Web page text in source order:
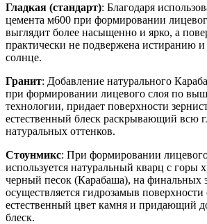
Гладкая (стандарт): Благодаря
цемента м600 при формировании
выглядит более насыщенно и ярко, а
практически не подвержена истиранию
солнце.
Гранит: Добавление натурального
при формировании лицевого слоя по
технологии, придает поверхности
естественный блеск раскрывающий всю
натуральных оттенков.
Стоунмикс: При формировании
используется натуральный кварц с горы
черный песок (Карабаша), на финальных
осуществляется гидрозамыв
естественный цвет камня и придающий
блеск.